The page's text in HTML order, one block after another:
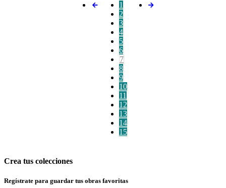
1
2
3
4
5
6
7
8
9
10
11
12
13
14
15
Crea tus colecciones
Regístrate para guardar tus obras favoritas